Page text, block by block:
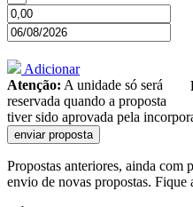
Adicionar
Atenção: A unidade só será
reservada quando a proposta
tiver sido aprovada pela
Propostas anteriores, ainda com
envio de novas propostas. Fique